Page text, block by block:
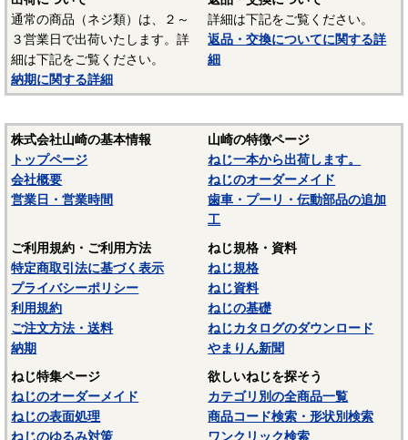
鉄鋼材料を一般名称の「鉄」と表記しています。
－－－－－－－－－－－－－－－
☆ねじに使用される材料については下記ページにも掲載して
います。ご参照ください。
〇鉄鋼材料
ステンレス材料
通常の商品（ネジ類）は、２～
３営業日で出荷いたします。詳
細は下記をご覧ください。
納期に関する詳細
詳細は下記をご覧ください。
返品・交換についてに関する詳
細
株式会社山崎の基本情報
トップページ
会社概要
営業日・営業時間
山崎の特徴ページ
ねじ一本から出荷します。
ねじのオーダーメイド
歯車・プーリ・伝動部品の追加
工
ご利用規約・ご利用方法
特定商取引法に基づく表示
プライバシーポリシー
利用規約
ご注文方法・送料
納期
ねじ規格・資料
ねじ規格
ねじ資料
ねじの基礎
ねじカタログのダウンロード
やまりん新聞
ねじ特集ページ
ねじのオーダーメイド
ねじの表面処理
ねじのゆるみ対策
欲しいねじを探そう
カテゴリ別の全商品一覧
商品コード検索・形状別検索
ワンクリック検索